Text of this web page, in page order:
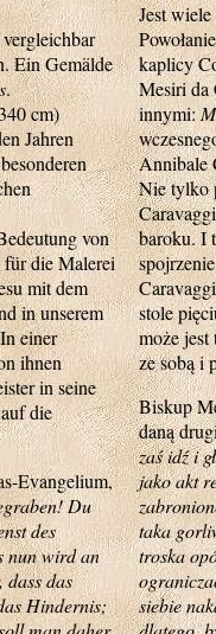
Ein Gemälde
.
cm)
Jahren
von
für die Malerei
mit dem
in unserem
einer
ihnen
in seine
die
Evangelium,
Du
des
nun wird an
das
Hindernis;
Jest
kaplicy
Mesiri da
innymi:
Annibale
Nie tylko
baroku. I
stole
może
ze sobą i
Biskup
daną
zaś idź i
jako akt
taka
troska
siebie